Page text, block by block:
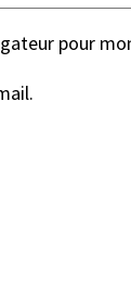
pour